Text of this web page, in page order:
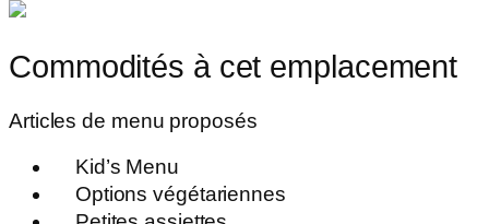
Commodités à cet emplacement
Articles de menu proposés
Kid’s Menu
Options végétariennes